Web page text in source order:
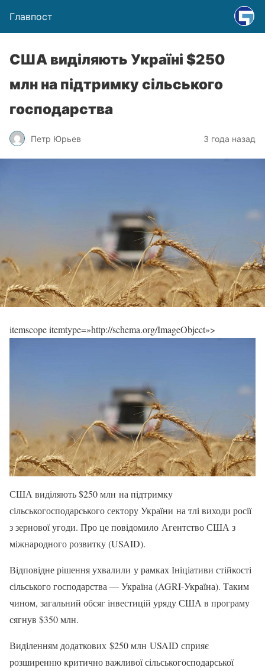
Главпост
США виділяють Україні $250
млн на підтримку сільського
господарства
Петр Юрьев 3 года назад
itemscope itemtype=»http://schema.org/ImageObject»>
США виділяють $250 млн на підтримку
сільськогосподарського сектору України на тлі виходи росії
з зернової угоди. Про це повідомило Агентство США з
міжнародного розвитку (USAID).
Відповідне рішення ухвалили у рамках Ініціативи стійкості
сільського господарства — Україна (AGRI-Україна). Таким
чином, загальний обсяг інвестицій уряду США в програму
сягнув $350 млн.
Виділенням додаткових $250 млн USAID сприяє
розширенню критично важливої сільськогосподарської